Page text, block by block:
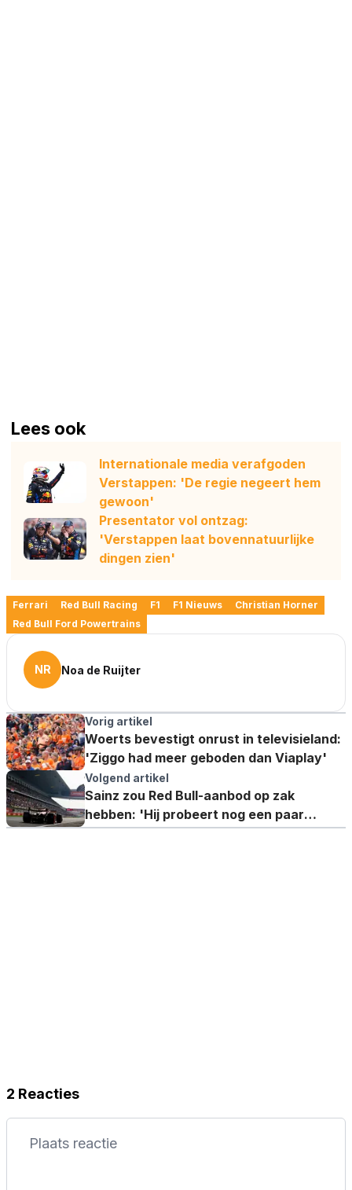
Lees ook
Internationale media verafgoden
Verstappen: 'De regie negeert hem
gewoon'
Presentator vol ontzag:
'Verstappen laat bovennatuurlijke
dingen zien'
Ferrari Red Bull Racing F1 F1 Nieuws
Christian Horner
Red Bull Ford Powertrains
NR Noa de Ruijter
Vorig artikel
Woerts bevestigt onrust in televisieland:
'Ziggo had meer geboden dan Viaplay'
Volgend artikel
Sainz zou Red Bull-aanbod op zak
hebben: 'Hij probeert nog een paar
miljoen extra te krijgen'
2 Reacties